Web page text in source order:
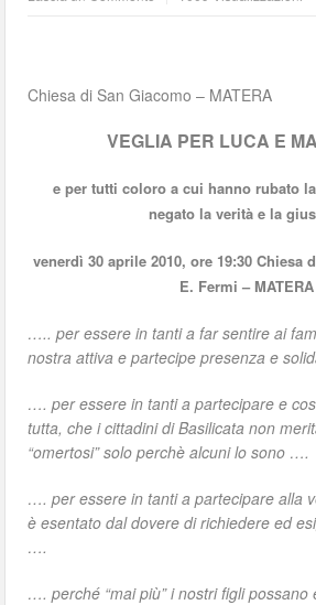
Chiesa di San Giacomo – MATERA
VEGLIA PER LUCA E
e per tutti coloro a cui hanno rubato
negato la verità e la
venerdì 30 aprile 2010, ore 19:30 Chiesa
E. Fermi – MATERA
….. per essere in tanti a far sentire ai
nostra attiva e partecipe presenza e
…. per essere in tanti a partecipare e
tutta, che i cittadini di Basilicata non
“omertosi” solo perchè alcuni lo sono ….
…. per essere in tanti a partecipare alla
è esentato dal dovere di richiedere ed
….
…. perché “mai più” i nostri figli possano